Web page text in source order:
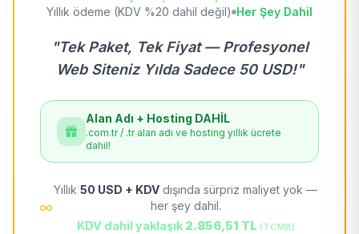
Yıllık ödeme (KDV %20 dahil değil) Her Şey Dahil
"Tek Paket, Tek Fiyat — Profesyonel
Web Siteniz Yılda Sadece 50 USD!"
Alan Adı + Hosting DAHİL
.com.tr / .tr alan adı ve hosting yıllık ücrete
dahil!
Yıllık 50 USD + KDV dışında sürpriz maliyet yok —
her şey dahil.
KDV dahil yaklaşık 2.856,51 TL (TCMB)